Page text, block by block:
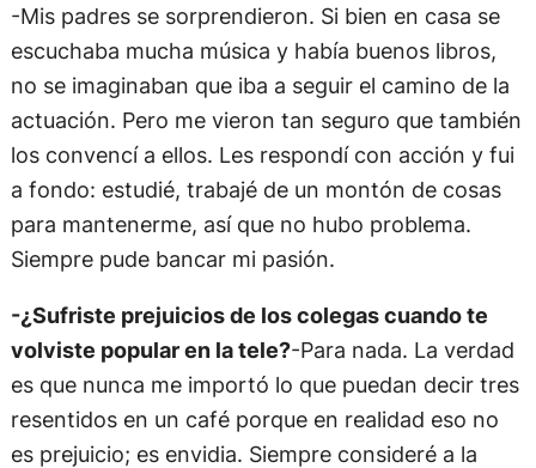
-Mis padres se sorprendieron. Si bien en casa se
escuchaba mucha música y había buenos libros,
no se imaginaban que iba a seguir el camino de la
actuación. Pero me vieron tan seguro que también
los convencí a ellos. Les respondí con acción y fui
a fondo: estudié, trabajé de un montón de cosas
para mantenerme, así que no hubo problema.
Siempre pude bancar mi pasión.
-¿Sufriste prejuicios de los colegas cuando te
volviste popular en la tele?-Para nada. La verdad
es que nunca me importó lo que puedan decir tres
resentidos en un café porque en realidad eso no
es prejuicio; es envidia. Siempre consideré a la